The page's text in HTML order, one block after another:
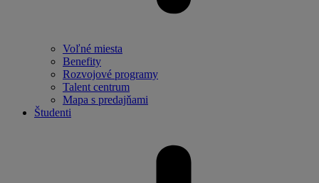
Voľné miesta
Benefity
Rozvojové programy
Talent centrum
Mapa s predajňami
Študenti